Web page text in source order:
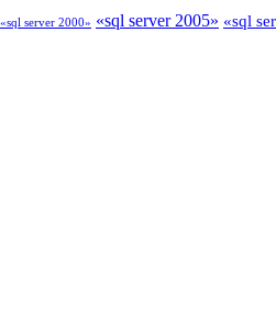
«sql server 2000» «sql server 2005» «sql